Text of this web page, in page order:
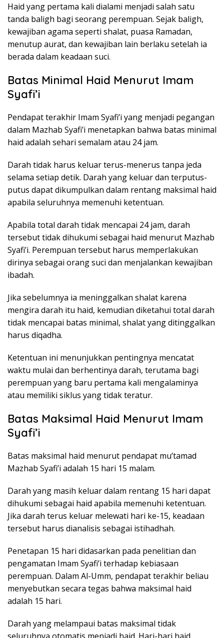
Haid yang pertama kali dialami menjadi salah satu
tanda baligh bagi seorang perempuan. Sejak baligh,
kewajiban agama seperti shalat, puasa Ramadan,
menutup aurat, dan kewajiban lain berlaku setelah ia
berada dalam keadaan suci.
Batas Minimal Haid Menurut Imam
Syafi’i
Pendapat terakhir Imam Syafi’i yang menjadi pegangan
dalam Mazhab Syafi’i menetapkan bahwa batas minimal
haid adalah sehari semalam atau 24 jam.
Darah tidak harus keluar terus-menerus tanpa jeda
selama setiap detik. Darah yang keluar dan terputus-
putus dapat dikumpulkan dalam rentang maksimal haid
apabila seluruhnya memenuhi ketentuan.
Apabila total darah tidak mencapai 24 jam, darah
tersebut tidak dihukumi sebagai haid menurut Mazhab
Syafi’i. Perempuan tersebut harus memperlakukan
dirinya sebagai orang suci dan menjalankan kewajiban
ibadah.
Jika sebelumnya ia meninggalkan shalat karena
mengira darah itu haid, kemudian diketahui total darah
tidak mencapai batas minimal, shalat yang ditinggalkan
harus diqadha.
Ketentuan ini menunjukkan pentingnya mencatat
waktu mulai dan berhentinya darah, terutama bagi
perempuan yang baru pertama kali mengalaminya
atau memiliki siklus yang tidak teratur.
Batas Maksimal Haid Menurut Imam
Syafi’i
Batas maksimal haid menurut pendapat mu’tamad
Mazhab Syafi’i adalah 15 hari 15 malam.
Darah yang masih keluar dalam rentang 15 hari dapat
dihukumi sebagai haid apabila memenuhi ketentuan.
Jika darah terus keluar melewati hari ke-15, keadaan
tersebut harus dianalisis sebagai istihadhah.
Penetapan 15 hari didasarkan pada penelitian dan
pengamatan Imam Syafi’i terhadap kebiasaan
perempuan. Dalam Al-Umm, pendapat terakhir beliau
menyebutkan secara tegas bahwa maksimal haid
adalah 15 hari.
Darah yang melampaui batas maksimal tidak
seluruhnya otomatis menjadi haid. Hari-hari haid